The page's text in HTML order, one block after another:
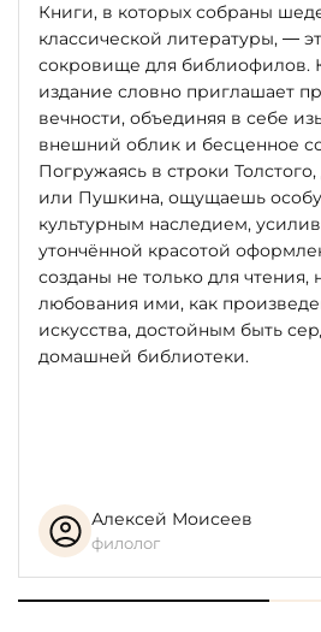
Книги, в которых собраны
классической литературы, —
сокровище для библиофилов.
издание словно приглашает
вечности, объединяя в себе
внешний облик и бесценное
Погружаясь в строки
или Пушкина, ощущаешь
культурным наследием,
утончённой красотой
созданы не только для чтения,
любования ими, как
искусства, достойным быть
домашней библиотеки.
Алексей Моисеев
филолог